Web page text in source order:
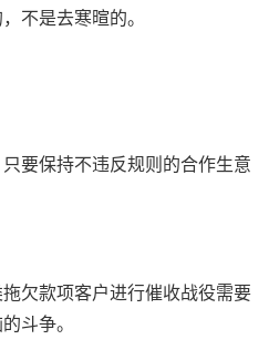
不是去寒暄的。
要保持不违反规则的合作生意
欠款项客户进行催收战役需要
斗争。